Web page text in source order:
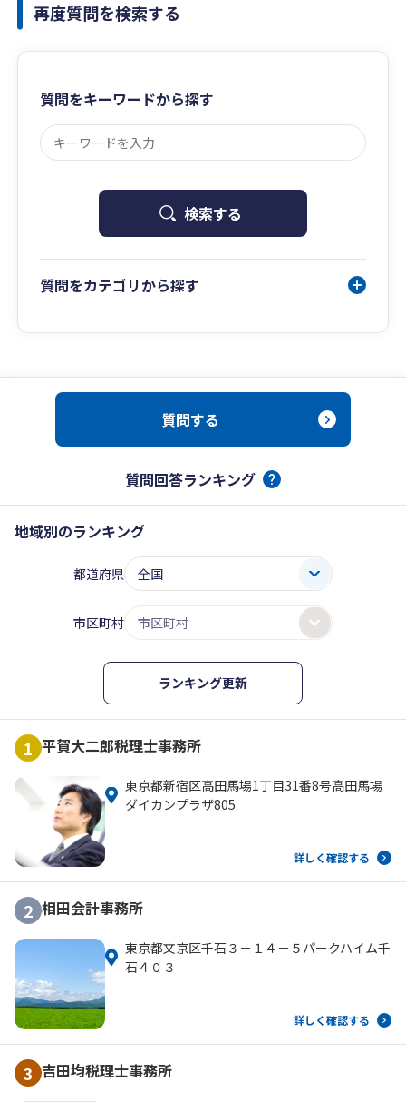
再度質問を検索する
質問をキーワードから探す
検索する
質問をカテゴリから探す
質問する
質問回答ランキング
地域別のランキング
都道府県
市区町村
ランキング更新
1 平賀大二郎税理士事務所
東京都新宿区高田馬場1丁目31番8号高田馬場
ダイカンプラザ805
詳しく確認する
2 相田会計事務所
東京都文京区千石３－１４－５パークハイム千
石４０３
詳しく確認する
3 吉田均税理士事務所